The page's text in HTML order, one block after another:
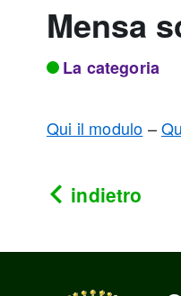
Mensa
La categoria
Qui il modulo –
indietro